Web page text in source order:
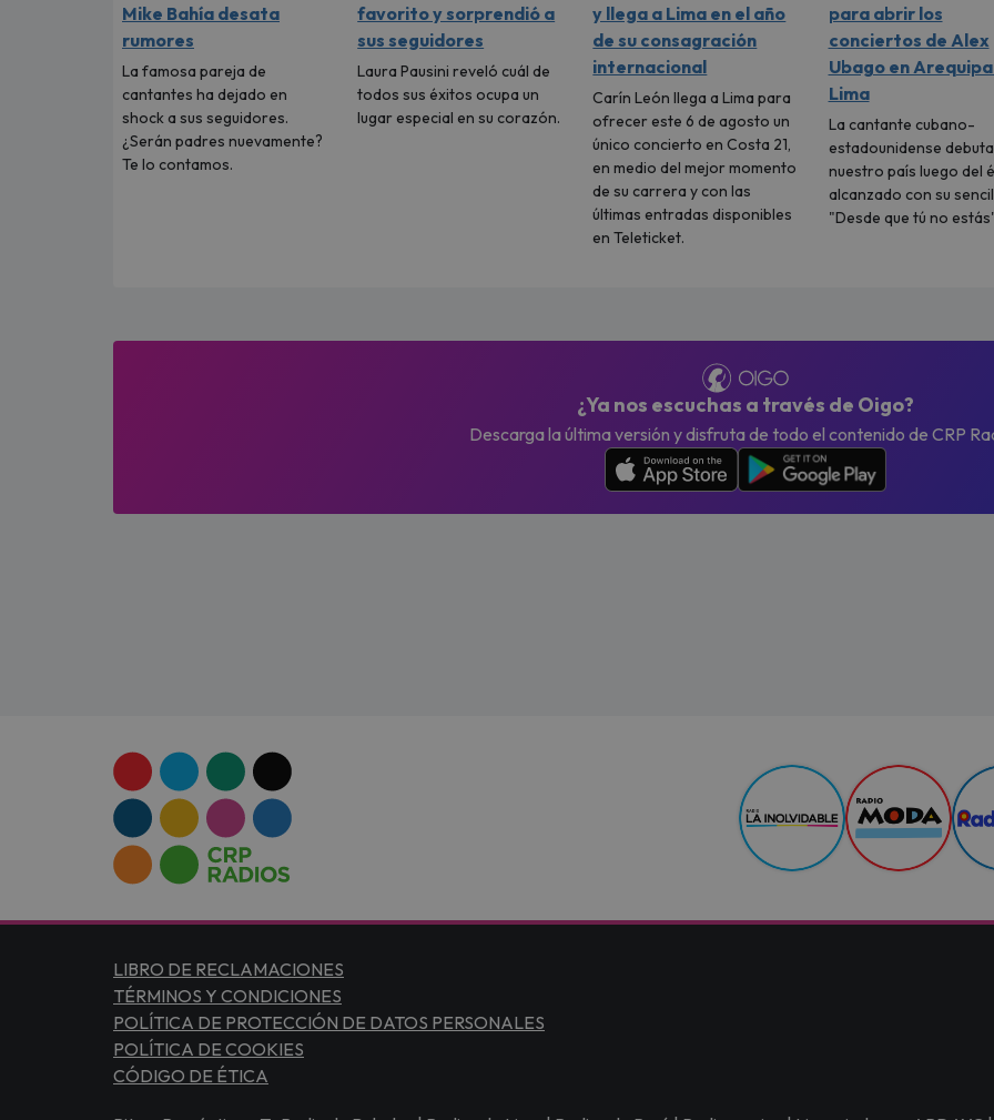
Mike Bahía desata
rumores
La famosa pareja de
cantantes ha dejado en
shock a sus seguidores.
¿Serán padres nuevamente?
Te lo contamos.
favorito y sorprendió a
sus seguidores
Laura Pausini reveló cuál de
todos sus éxitos ocupa un
lugar especial en su corazón.
y llega a Lima en el año
de su consagración
internacional
Carín León llega a Lima para
ofrecer este 6 de agosto un
único concierto en Costa 21,
en medio del mejor momento
de su carrera y con las
últimas entradas disponibles
en Teleticket.
para abrir los
conciertos de Alex
Ubago en
Lima
La cantante cubano-
estadounidense
nuestro país luego del
alcanzado con su
"Desde que tú no
¿Ya nos escuchas a través de Oigo?
Descarga la última versión y disfruta de todo el contenido de CRP
LIBRO DE RECLAMACIONES
TÉRMINOS Y CONDICIONES
POLÍTICA DE PROTECCIÓN DE DATOS PERSONALES
POLÍTICA DE COOKIES
CÓDIGO DE ÉTICA